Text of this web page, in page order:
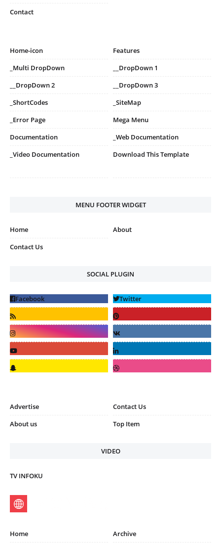
Contact
Home-icon
Features
_Multi DropDown
__DropDown 1
__DropDown 2
__DropDown 3
_ShortCodes
_SiteMap
_Error Page
Mega Menu
Documentation
_Web Documentation
_Video Documentation
Download This Template
MENU FOOTER WIDGET
Home
About
Contact Us
SOCIAL PLUGIN
Advertise
Contact Us
About us
Top Item
VIDEO
TV INFOKU
Home
Archive